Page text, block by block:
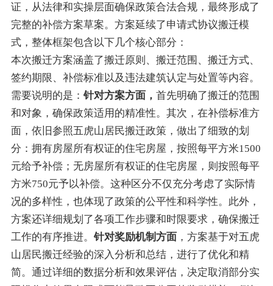
证，从法律和实操层面确保政策合法合规，最终形成了
完整的补偿方案草案。方案延续了申请式协议搬迁模
式，整体框架包含以下几个核心部分：
本次搬迁方案涵盖了搬迁原则、搬迁范围、搬迁方式、
签约期限、补偿标准以及违法建筑认定与处置等内容。
需要说明的是： 针对方案方面， 首先明确了搬迁的范围
和对象，确保政策适用的精准性。其次，在补偿标准方
面，依旧参照五虎山居民搬迁政策，做出了细致的划
分：拥有房屋所有权证的住宅房屋，按照每平方米1500
元给予补偿；无房屋所有权证的住宅房屋，则按照每平
方米750元予以补偿。这种区分不仅充分考虑了实际情
况的多样性，也体现了政策的公平性和科学性。此外，
方案还详细规划了各项工作步骤和时限要求，确保搬迁
工作的有序推进。 针对奖励机制方面，方案基于对五虎
山居民搬迁经验的深入分析和总结，进行了优化和精
简。通过详细的数据分析和效果评估，决定取消部分实